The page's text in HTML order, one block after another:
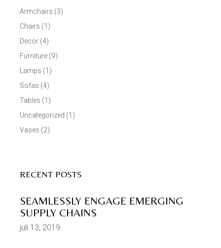
Armchairs (3)
Chairs (1)
Decor (4)
Furniture (9)
Lamps (1)
Sofas (4)
Tables (1)
Uncategorized (1)
Vases (2)
RECENT POSTS
SEAMLESSLY ENGAGE EMERGING
SUPPLY CHAINS
juli 13, 2019